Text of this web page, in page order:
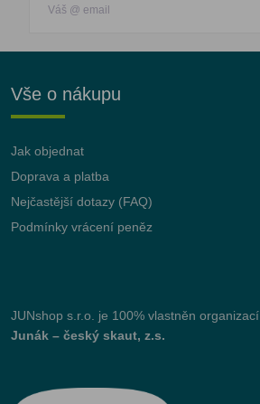
Vše o nákupu
Jak objednat
Doprava a platba
Nejčastější dotazy (FAQ)
Podmínky vrácení peněz
JUNshop s.r.o.
je 100% vlastněn organizací
Junák – český skaut, z.s.